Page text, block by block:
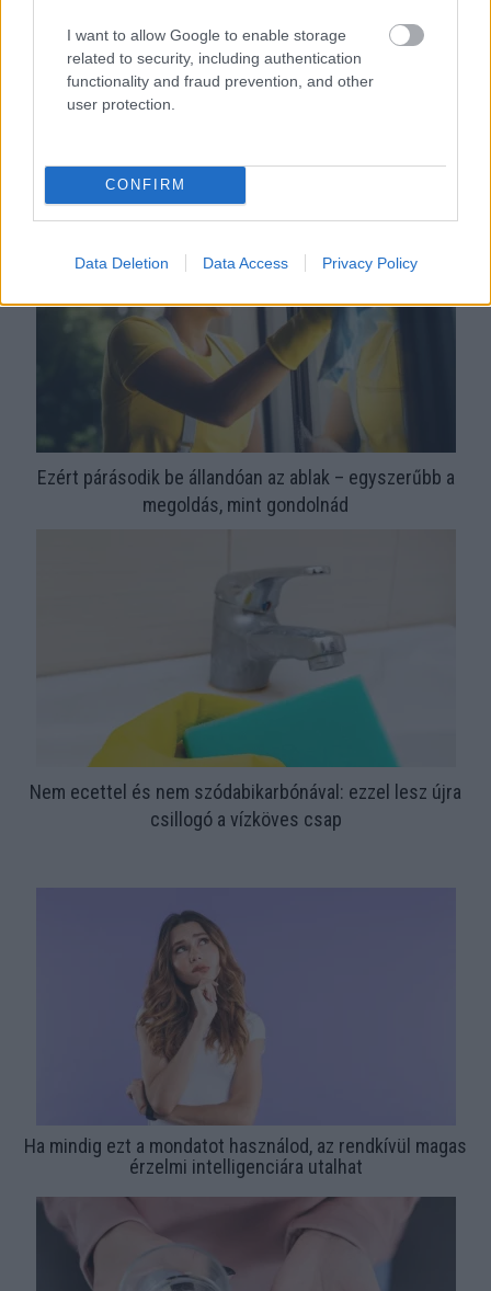
I want to allow Google to enable storage
related to security, including authentication
functionality and fraud prevention, and other
user protection.
CONFIRM
Data Deletion Data Access Privacy Policy
Orvos figyelmeztet: ezt az apró reggeli tünetet ne söpörd a
Ezért párásodik be állandóan az ablak – egyszerűbb a
megoldás, mint gondolnád
Nem ecettel és nem szódabikarbónával: ezzel lesz újra
csillogó a vízköves csap
Ha mindig ezt a mondatot használod, az rendkívül magas
érzelmi intelligenciára utalhat